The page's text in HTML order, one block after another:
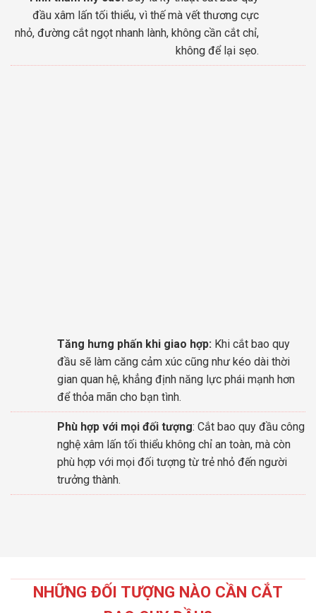
đầu xâm lấn tối thiểu, vì thế mà vết thương cực
nhỏ, đường cắt ngọt nhanh lành, không cần cắt chỉ,
không để lại sẹo.
Tăng hưng phấn khi giao hợp: Khi cắt bao quy
đầu sẽ làm căng cảm xúc cũng như kéo dài thời
gian quan hệ, khẳng định năng lực phái mạnh hơn
để thỏa mãn cho bạn tình.
Phù hợp với mọi đối tượng: Cắt bao quy đầu công
nghệ xâm lấn tối thiểu không chỉ an toàn, mà còn
phù hợp với mọi đối tượng từ trẻ nhỏ đến người
trưởng thành.
NHỮNG ĐỐI TƯỢNG NÀO CẦN CẮT